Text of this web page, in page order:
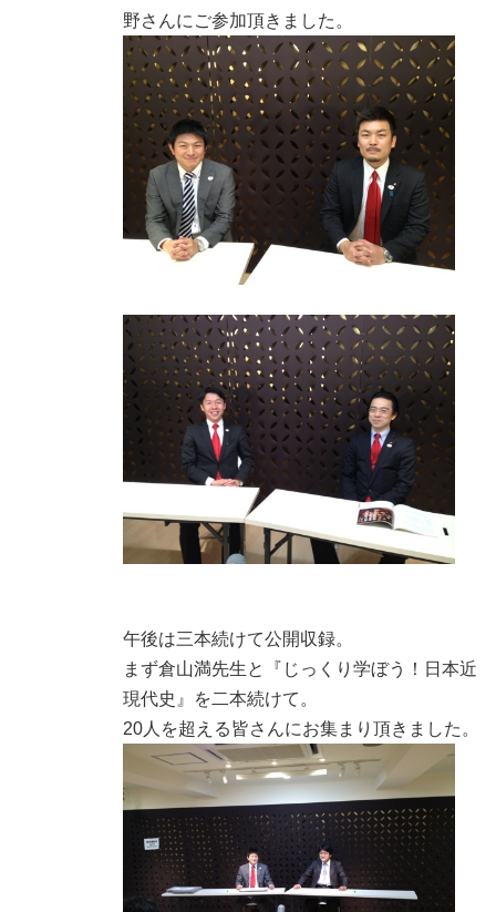
野さんにご参加頂きました。
午後は三本続けて公開収録。
まず倉山満先生と『じっくり学ぼう！日本近
現代史』を二本続けて。
20人を超える皆さんにお集まり頂きました。